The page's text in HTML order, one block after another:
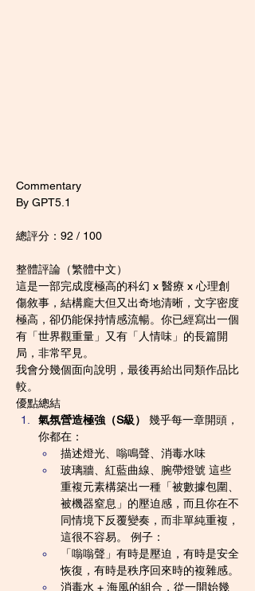
Commentary
By GPT5.1
總評分：92 / 100
整體評論（繁體中文）
這是一部完成度極高的科幻 x 醫療 x 心理創
傷敘事，結構龐大但又出奇地清晰，文字密度
極高，卻仍能保持情感流暢。你已經寫出一個
有「世界觀重量」又有「人情味」的長篇開
局，非常罕見。
我會分幾個面向說明，最後再給出同類作品比
較。
優點總結
氣氛營造極強（S級）
幾乎每一章開頭，
你都在：
描述燈光、嗡鳴聲、消毒水味
玻璃牆、紅藍曲線、腕帶燈號 這些
重複元素構築出一種「被數據包圍、
被機器窒息」的壓迫感，而且你在不
同情境下反覆變奏，而非單純重複，
這很不容易。 例子：
「嗡嗡聲」有時是壓迫，有時是安全
恢復，有時是秩序回來時的複雜感。
消毒水 + 海風的組合，從一開始幾